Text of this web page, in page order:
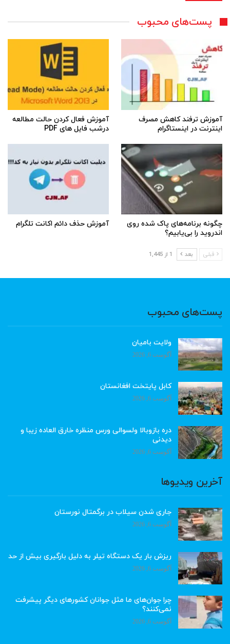
پست‌های محبوب
آموزش ترفند کاهش مصرف
اینترنت در اینستاگرام
آموزش فعال کردن حالت مطالعه
درشب فایل های PDF
چگونه برنامه‌های پاک شده روی
اندروید را بی‌یابیم؟
آموزش حذف دائم اکانت تلگرام
قبلی بعد 1 از 1,445
پست‌های محبوب
ولایت بامیان
آگوست 6, 2026
کابل پایتخت افغانستان
آگوست 6, 2026
دره بازوبالا ولسوالی ورس منظره خارق العاده زیبا و
دیدنی
آگوست 6, 2026
آخرین ویدیوها
جاری شدن سیلاب در برگمتال نورستان
آگوست 6, 2026
ریزش بار یک دستگاه تیلر به دلیل بارگیری بیش از حد
آگوست 6, 2026
چرا جوان‌های ما مثل جوانان کشورهای دیگر پیشرفت
نمی‌کنند؟
آگوست 6, 2026